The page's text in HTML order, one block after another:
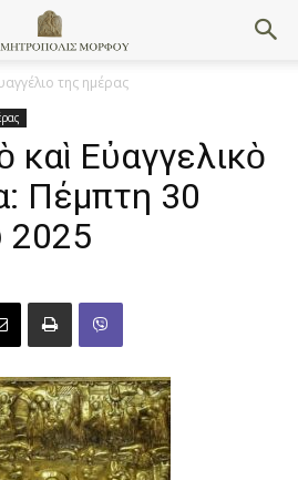
της ημέρας
καὶ Εὐαγγελικὸ
Πέμπτη 30
2025